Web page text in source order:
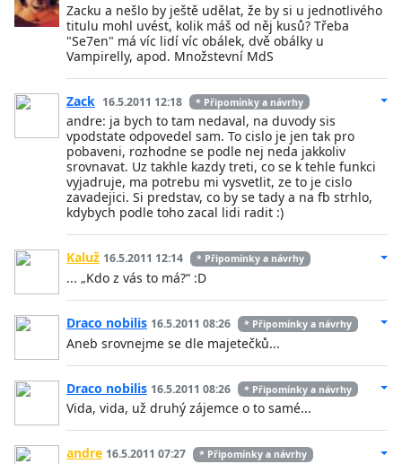
Zacku a nešlo by ještě udělat, že by si u jednotlivého
titulu mohl uvést, kolik máš od něj kusů? Třeba
"Se7en" má víc lidí víc obálek, dvě obálky u
Vampirelly, apod. Množstevní MdS
Zack 16.5.2011 12:18 * Připomínky a návrhy
andre: ja bych to tam nedaval, na duvody sis
vpodstate odpovedel sam. To cislo je jen tak pro
pobaveni, rozhodne se podle nej neda jakkoliv
srovnavat. Uz takhle kazdy treti, co se k tehle funkci
vyjadruje, ma potrebu mi vysvetlit, ze to je cislo
zavadejici. Si predstav, co by se tady a na fb strhlo,
kdybych podle toho zacal lidi radit :)
Kaluž 16.5.2011 12:14 * Připomínky a návrhy
... „Kdo z vás to má?“ :D
Draco nobilis 16.5.2011 08:26 * Připomínky a návrhy
Aneb srovnejme se dle majetečků...
Draco nobilis 16.5.2011 08:26 * Připomínky a návrhy
Vida, vida, už druhý zájemce o to samé...
andre 16.5.2011 07:27 * Připomínky a návrhy